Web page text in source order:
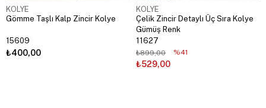
KOLYE
Gömme Taşlı Kalp Zincir Kolye
15609
₺400,00
KOLYE
Çelik Zincir Detaylı Üç Sıra Kolye
Gümüş Renk
11627
₺529,00
₺899,00 %41